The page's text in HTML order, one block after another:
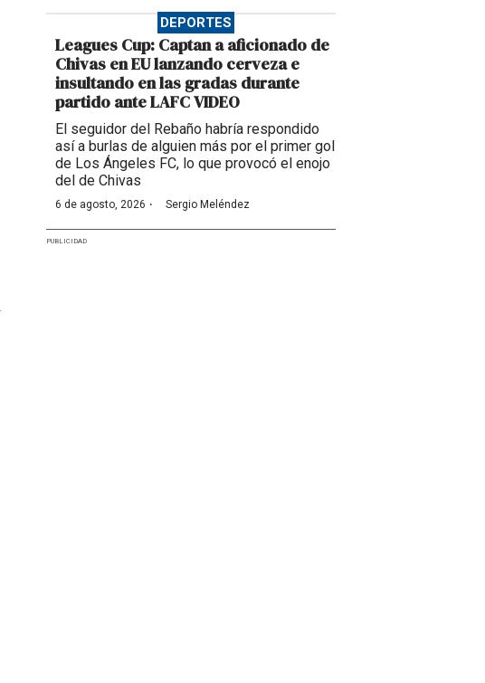
DEPORTES
Leagues Cup: Captan a aficionado de
Chivas en EU lanzando cerveza e
insultando en las gradas durante
partido ante LAFC VIDEO
El seguidor del Rebaño habría respondido
así a burlas de alguien más por el primer gol
de Los Ángeles FC, lo que provocó el enojo
del de Chivas
6 de agosto, 2026 · Sergio Meléndez
PUBLICIDAD